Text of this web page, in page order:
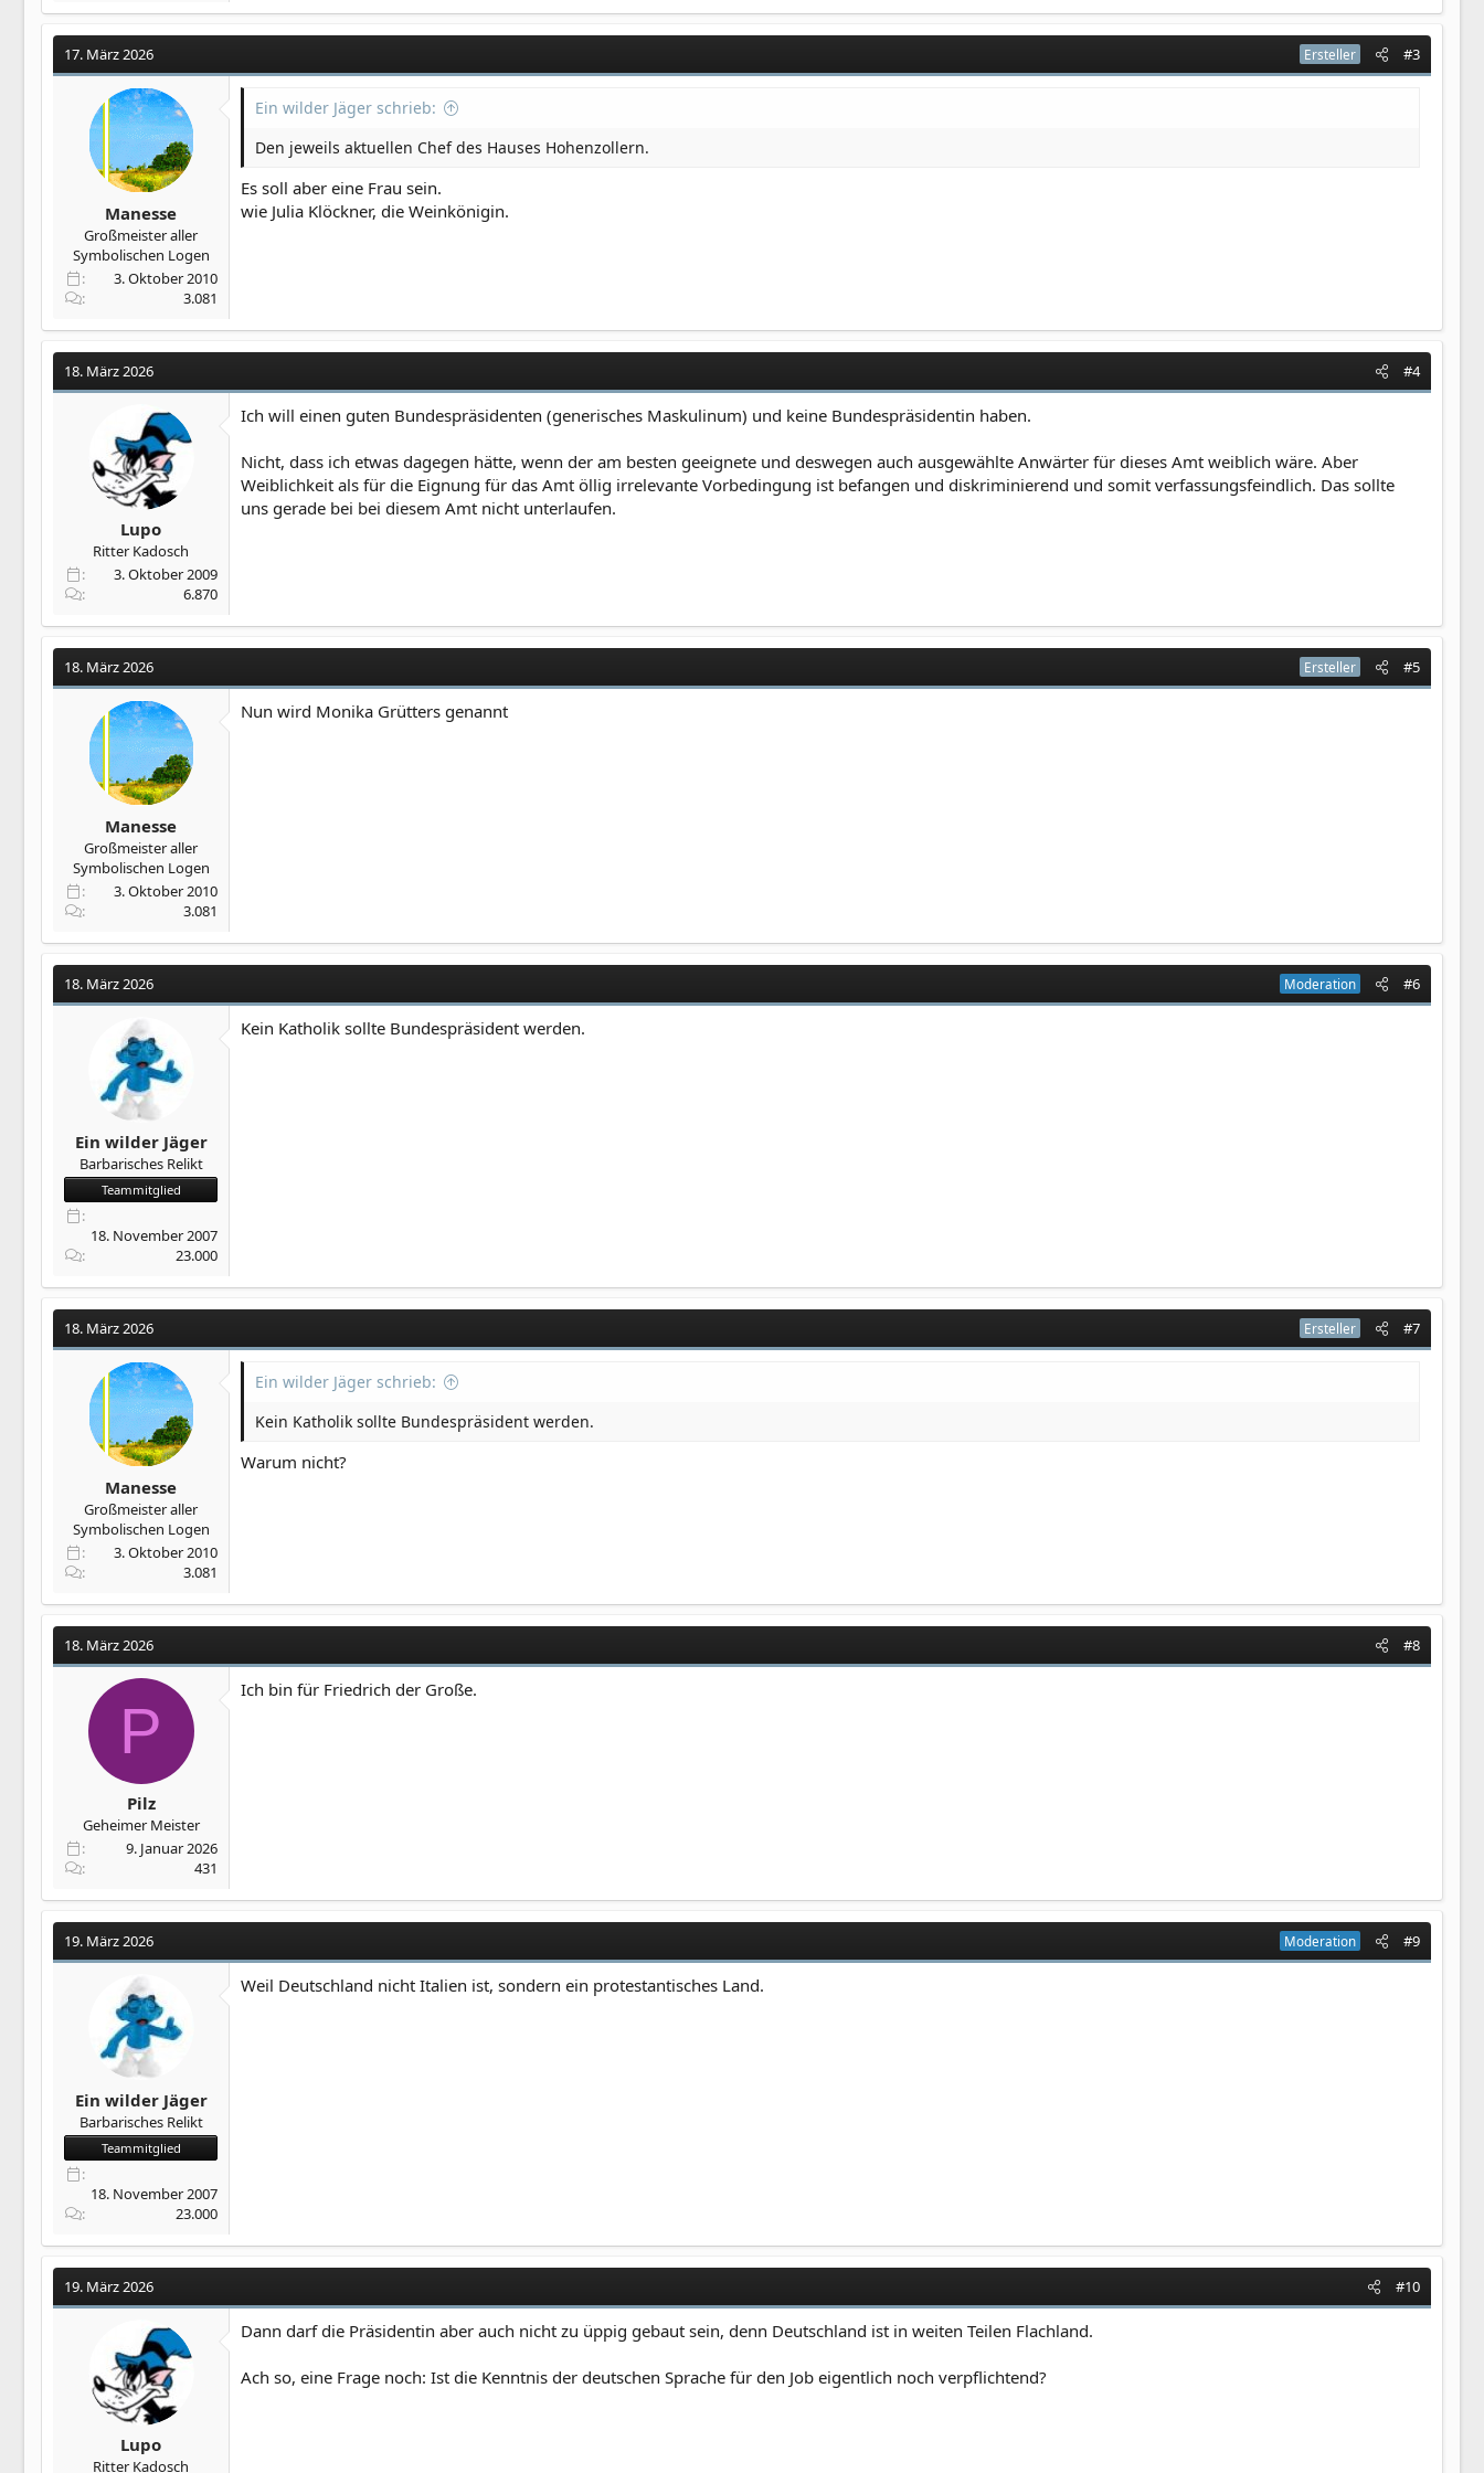
a
i
n
n
17. März 2026 Ersteller #3
Manesse
Großmeister aller
Symbolischen Logen
3. Oktober 2010
3.081
Ein wilder Jäger schrieb:
Den jeweils aktuellen Chef des Hauses Hohenzollern.
Es soll aber eine Frau sein.
wie Julia Klöckner, die Weinkönigin.
18. März 2026 #4
Lupo
Ritter Kadosch
3. Oktober 2009
6.870
Ich will einen guten Bundespräsidenten (generisches Maskulinum) und keine Bundespräsidentin haben.
Nicht, dass ich etwas dagegen hätte, wenn der am besten geeignete und deswegen auch ausgewählte Anwärter für dieses Amt weiblich wäre. Aber
Weiblichkeit als für die Eignung für das Amt öllig irrelevante Vorbedingung ist befangen und diskriminierend und somit verfassungsfeindlich. Das sollte
uns gerade bei bei diesem Amt nicht unterlaufen.
18. März 2026 Ersteller #5
Manesse
Großmeister aller
Symbolischen Logen
3. Oktober 2010
3.081
Nun wird Monika Grütters genannt
18. März 2026 Moderation #6
Ein wilder Jäger
Barbarisches Relikt
Teammitglied
18. November 2007
23.000
Kein Katholik sollte Bundespräsident werden.
18. März 2026 Ersteller #7
Manesse
Großmeister aller
Symbolischen Logen
3. Oktober 2010
3.081
Ein wilder Jäger schrieb:
Kein Katholik sollte Bundespräsident werden.
Warum nicht?
18. März 2026 #8
P
Pilz
Geheimer Meister
9. Januar 2026
431
Ich bin für Friedrich der Große.
19. März 2026 Moderation #9
Ein wilder Jäger
Barbarisches Relikt
Teammitglied
18. November 2007
23.000
Weil Deutschland nicht Italien ist, sondern ein protestantisches Land.
19. März 2026 #10
Lupo
Ritter Kadosch
Dann darf die Präsidentin aber auch nicht zu üppig gebaut sein, denn Deutschland ist in weiten Teilen Flachland.
Ach so, eine Frage noch: Ist die Kenntnis der deutschen Sprache für den Job eigentlich noch verpflichtend?